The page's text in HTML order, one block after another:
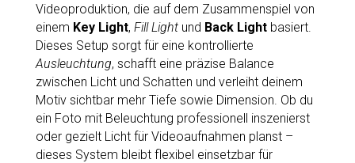
Videoproduktion, die auf dem Zusammenspiel von
einem Key Light, Fill Lightund Back Lightbasiert.
Dieses Setup sorgt für eine kontrollierte
Ausleuchtung, schafft eine präzise Balance
zwischen Licht und Schatten und verleiht deinem
Motiv sichtbar mehr Tiefe sowie Dimension. Ob du
ein Foto mit Beleuchtung professionell inszenierst
oder gezielt Licht für Videoaufnahmen planst –
dieses System bleibt flexibel einsetzbar für